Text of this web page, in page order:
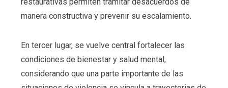
manera constructiva y prevenir su escalamiento.
En tercer lugar, se vuelve central fortalecer las
condiciones de bienestar y salud mental,
considerando que una parte importante de las